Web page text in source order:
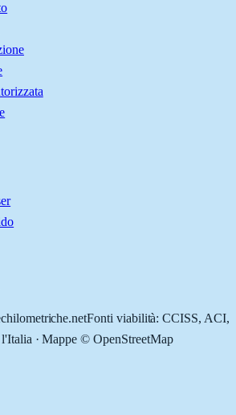
Fonti viabilità: CCISS, ACI,
· Mappe © OpenStreetMap